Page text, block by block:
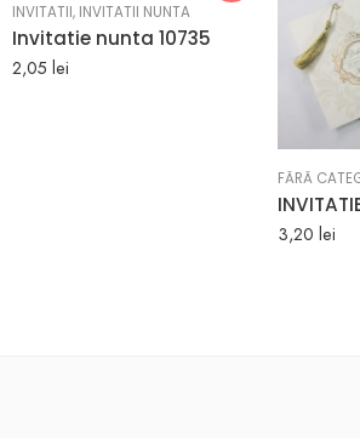
INVITATII, INVITATII NUNTA
Invitatie nunta 10735
2,05 lei
FĂRĂ
3,20 lei